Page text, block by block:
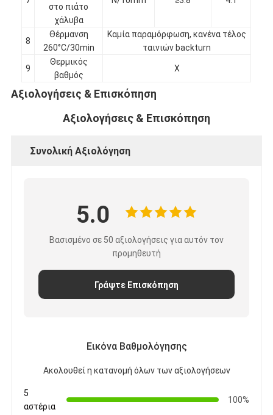
Γύρος εργοστασίων
Ποιοτικός έλεγχος
Μας ελάτε σε επαφή με
Συγκολλητική ταινία μόνωσης
Ταινία μόνωσης υφασμάτων γυαλιού
Κολλητική ταινία φύλλων αλουμινίου αργιλίου
Ταινία υφασμάτων γυαλιού φύλλων αλουμινίου αργιλίου
στο πιάτο
χάλυβα
8
Θέρμανση
260°C/30min
Καμία παραμόρφωση, κανένα τέλος
ταινιών backturn
9
Θερμικός
βαθμός
Χ
Αξιολογήσεις & Επισκόπηση
Αξιολογήσεις & Επισκόπηση
Συνολική Αξιολόγηση
5.0
Βασισμένο σε 50 αξιολογήσεις για αυτόν τον
προμηθευτή
Γράψτε Επισκόπηση
Εικόνα Βαθμολόγησης
Ακολουθεί η κατανομή όλων των αξιολογήσεων
5
αστέρια
100%